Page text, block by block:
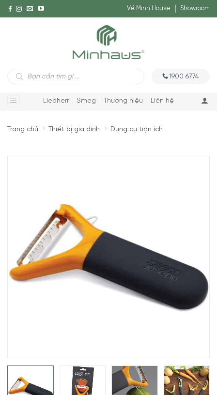
Về Minh House Showroom
Tìm
kiếm
1900 6774
Liebherr Smeg Thương hiệu Liên hệ
Trang chủ Thiết bị gia đình Dụng cụ tiện ích